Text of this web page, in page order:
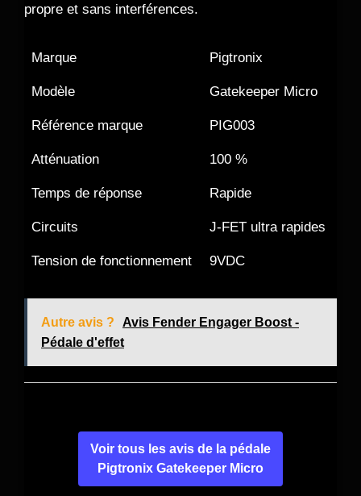
propre et sans interférences.
Marque Pigtronix
Modèle Gatekeeper Micro
Référence marque PIG003
Atténuation 100 %
Temps de réponse Rapide
Circuits J-FET ultra rapides
Tension de fonctionnement 9VDC
Autre avis ?
Avis Fender Engager Boost -
Pédale d'effet
Voir tous les avis de la pédale
Pigtronix Gatekeeper Micro